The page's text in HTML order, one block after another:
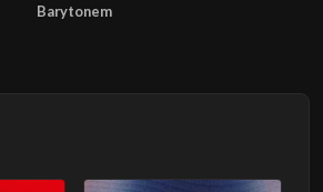
Barytonem